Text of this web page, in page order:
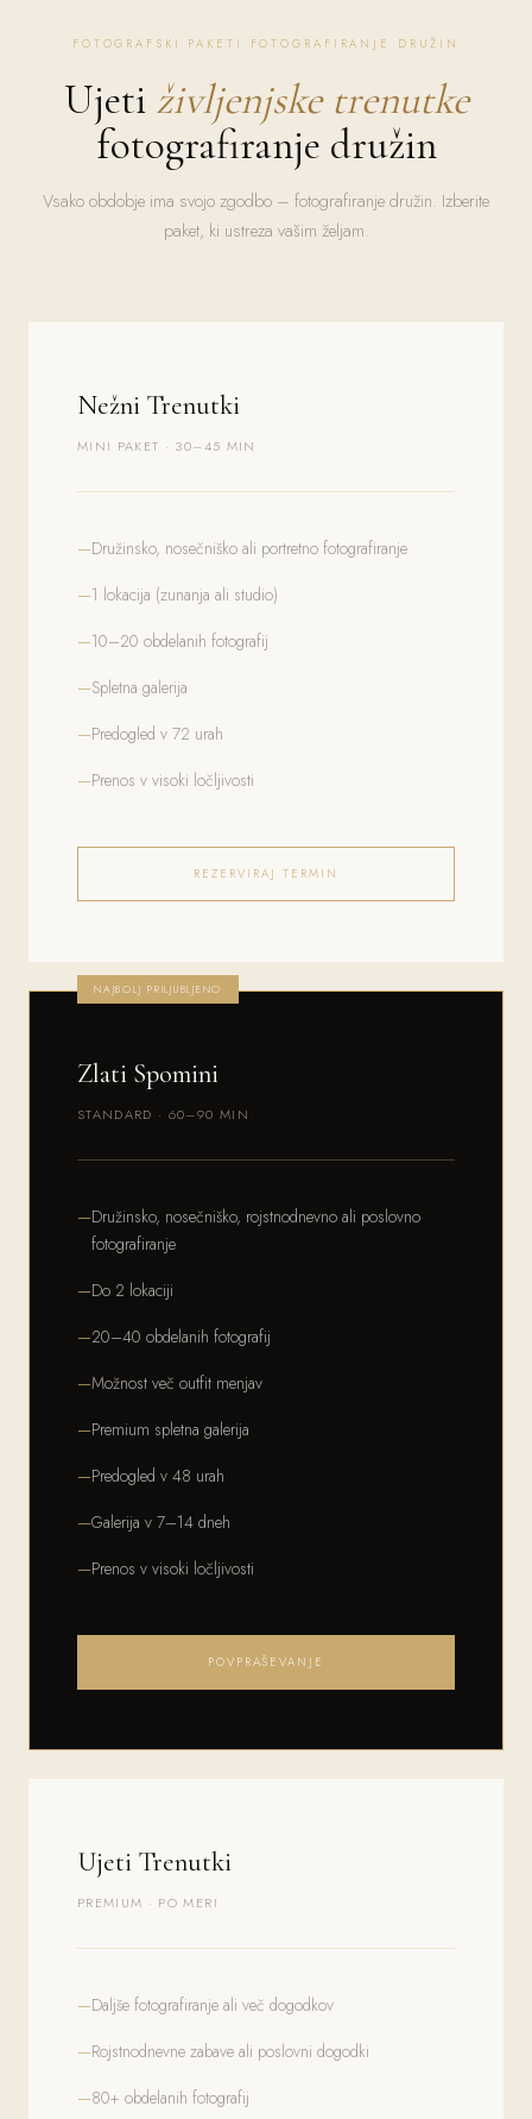
FOTOGRAFSKI PAKETI FOTOGRAFIRANJE DRUŽIN
Ujeti življenjske trenutke
fotografiranje družin
Vsako obdobje ima svojo zgodbo – fotografiranje družin. Izberite
paket, ki ustreza vašim željam.
Nežni Trenutki
MINI PAKET · 30–45 MIN
Družinsko, nosečniško ali portretno fotografiranje
1 lokacija (zunanja ali studio)
10–20 obdelanih fotografij
Spletna galerija
Predogled v 72 urah
Prenos v visoki ločljivosti
REZERVIRAJ TERMIN
NAJBOLJ PRILJUBLJENO
Zlati Spomini
STANDARD · 60–90 MIN
Družinsko, nosečniško, rojstnodnevno ali poslovno
fotografiranje
Do 2 lokaciji
20–40 obdelanih fotografij
Možnost več outfit menjav
Premium spletna galerija
Predogled v 48 urah
Galerija v 7–14 dneh
Prenos v visoki ločljivosti
POVPRAŠEVANJE
Ujeti Trenutki
PREMIUM · PO MERI
Daljše fotografiranje ali več dogodkov
Rojstnodnevne zabave ali poslovni dogodki
80+ obdelanih fotografij